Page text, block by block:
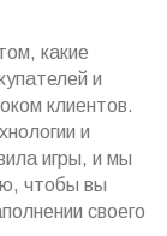
какие
и
клиентов.
и
игры, и мы
чтобы вы
своего